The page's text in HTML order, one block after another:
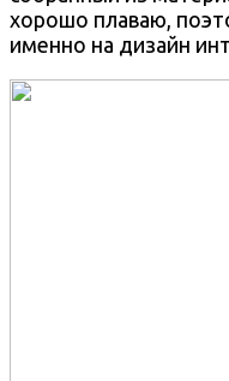
хорошо плаваю,
именно на дизайн